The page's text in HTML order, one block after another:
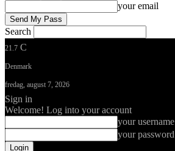
your email
Search
21.7 C
Denmark
fredag, august 7, 2026
Sign in
Welcome! Log into your account
your username
your password